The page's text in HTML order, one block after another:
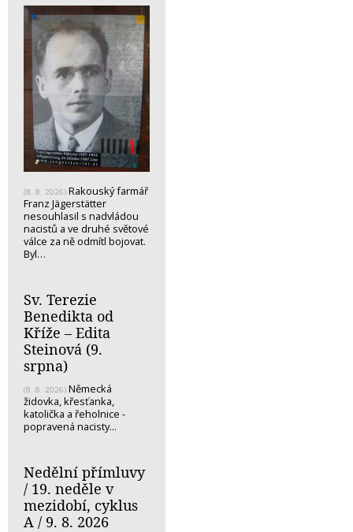
(8. 8. 2026) Rakouský farmář
Franz Jägerstätter
nesouhlasil s nadvládou
nacistů a ve druhé světové
válce za ně odmítl bojovat.
Byl…
Sv. Terezie
Benedikta od
Kříže – Edita
Steinová (9.
srpna)
(8. 8. 2026) Německá
židovka, křesťanka,
katolička a řeholnice -
popravená nacisty...
Nedělní přímluvy
/ 19. neděle v
mezidobí, cyklus
A / 9. 8. 2026